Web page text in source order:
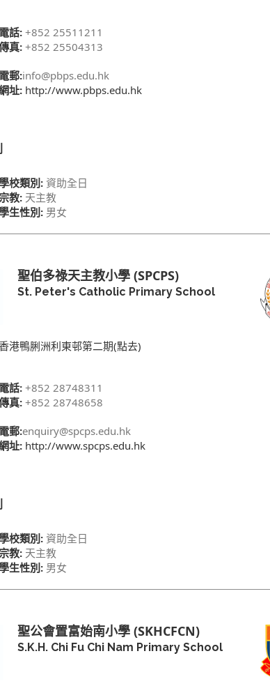
話: +852 25511211
真: +852 25504313
郵:info@pbps.edu.hk
址: http://www.pbps.edu.hk
校類別: 資助全日
教: 天主教
生性別: 男女
聖伯多祿天主教小學 (SPCPS)
St. Peter's Catholic Primary School
港鴨脷洲利東邨第二期(點去)
話: +852 28748311
真: +852 28748658
郵:enquiry@spcps.edu.hk
址: http://www.spcps.edu.hk
校類別: 資助全日
教: 天主教
生性別: 男女
聖公會置富始南小學 (SKHCFCN)
S.K.H. Chi Fu Chi Nam Primary School